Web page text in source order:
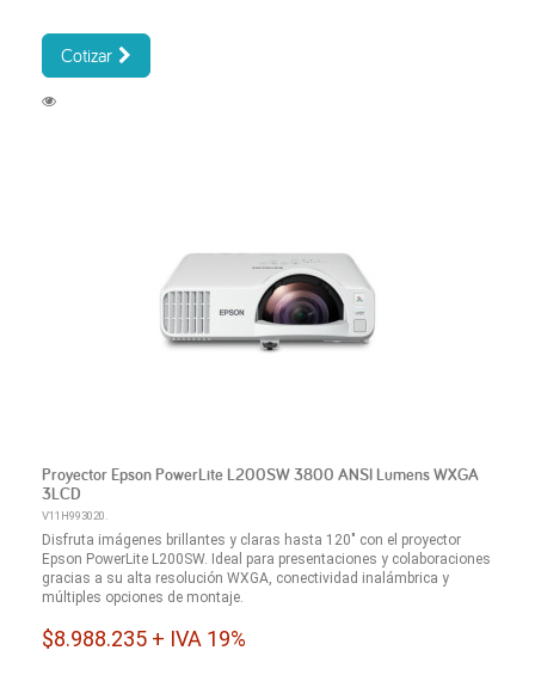
Cotizar
Proyector Epson PowerLite L200SW 3800 ANSI Lumens WXGA
3LCD
V11H993020.
Disfruta imágenes brillantes y claras hasta 120" con el proyector
Epson PowerLite L200SW. Ideal para presentaciones y colaboraciones
gracias a su alta resolución WXGA, conectividad inalámbrica y
múltiples opciones de montaje.
$8.988.235 + IVA 19%